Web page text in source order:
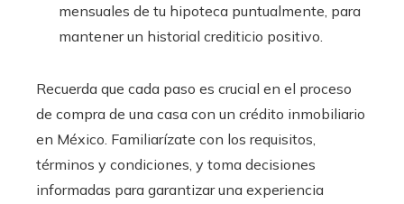
mensuales de tu hipoteca puntualmente, para
mantener un historial crediticio positivo.
Recuerda que cada paso es crucial en el proceso
de compra de una casa con un crédito inmobiliario
en México. Familiarízate con los requisitos,
términos y condiciones, y toma decisiones
informadas para garantizar una experiencia